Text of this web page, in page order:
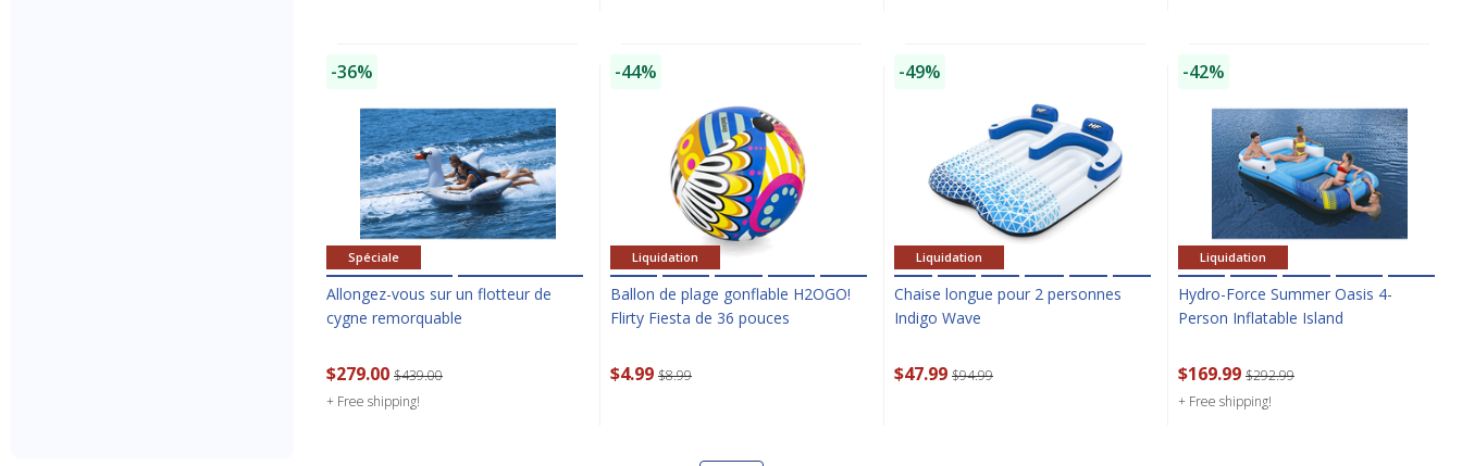
-36%
Spéciale
Allongez-vous sur un flotteur de
cygne remorquable
$279.00 $439.00
+ Free shipping!
-44%
Liquidation
Ballon de plage gonflable H2OGO!
Flirty Fiesta de 36 pouces
$4.99 $8.99
-49%
Liquidation
Chaise longue pour 2 personnes
Indigo Wave
$47.99 $94.99
-42%
Liquidation
Hydro-Force Summer Oasis 4-
Person Inflatable Island
$169.99 $292.99
+ Free shipping!